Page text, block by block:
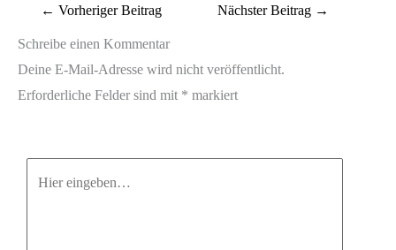
← Vorheriger Beitrag Nächster Beitrag →
Schreibe einen Kommentar
Deine E-Mail-Adresse wird nicht veröffentlicht.
Erforderliche Felder sind mit * markiert